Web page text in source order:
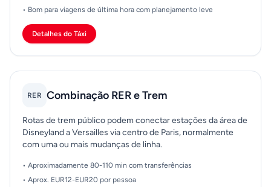
• Bom para viagens de última hora com planejamento leve
Detalhes do Táxi
RER Combinação RER e Trem
Rotas de trem público podem conectar estações da área de
Disneyland a Versailles via centro de Paris, normalmente
com uma ou mais mudanças de linha.
• Aproximadamente 80-110 min com transferências
• Aprox. EUR12-EUR20 por pessoa